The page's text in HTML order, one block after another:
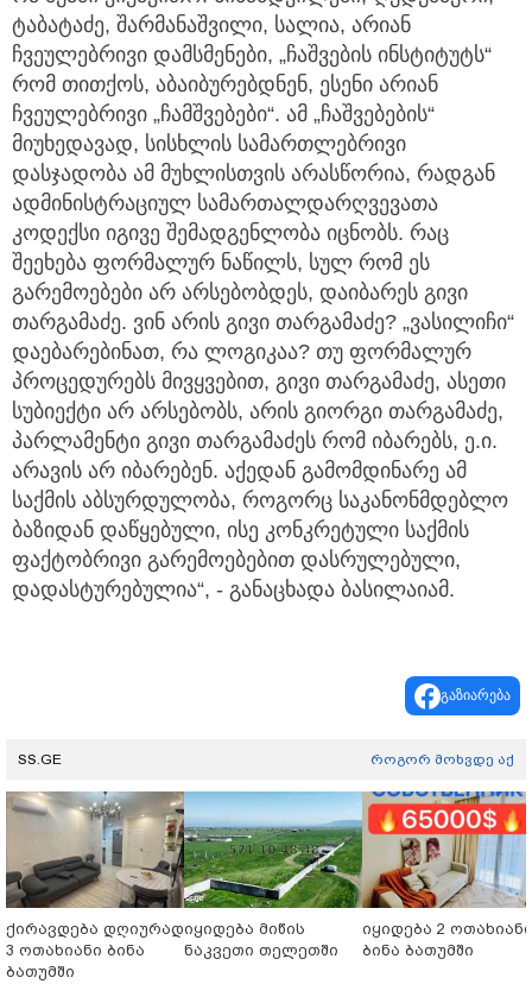
ტაბატაძე, შარმანაშვილი, სალია, არიან
ჩვეულებრივი დამსმენები, „ჩაშვების ინსტიტუტს“
რომ თითქოს, აბაიბურებდნენ, ესენი არიან
ჩვეულებრივი „ჩამშვებები“. ამ „ჩაშვებების“
მიუხედავად, სისხლის სამართლებრივი
დასჯადობა ამ მუხლისთვის არასწორია, რადგან
ადმინისტრაციულ სამართალდარღვევათა
კოდექსი იგივე შემადგენლობა იცნობს. რაც
შეეხება ფორმალურ ნაწილს, სულ რომ ეს
გარემოებები არ არსებობდეს, დაიბარეს გივი
თარგამაძე. ვინ არის გივი თარგამაძე? „ვასილიჩი“
დაებარებინათ, რა ლოგიკაა? თუ ფორმალურ
პროცედურებს მივყვებით, გივი თარგამაძე, ასეთი
სუბიექტი არ არსებობს, არის გიორგი თარგამაძე,
პარლამენტი გივი თარგამაძეს რომ იბარებს, ე.ი.
არავის არ იბარებენ. აქედან გამომდინარე ამ
საქმის აბსურდულობა, როგორც საკანონმდებლო
ბაზიდან დაწყებული, ისე კონკრეტული საქმის
ფაქტობრივი გარემოებებით დასრულებული,
დადასტურებულია“, - განაცხადა ბასილაიამ.
გაზიარება
SS.GE როგორ მოხვდე აქ
ქირავდება დღიურად
3 ოთახიანი ბინა
ბათუმში
იყიდება მიწის
ნაკვეთი თელეთში
იყიდება 2 ოთახიანი
ბინა ბათუმში